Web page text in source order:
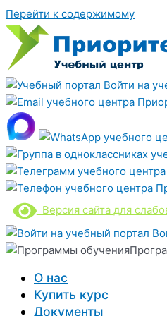
Перейти к содержимому
Войти на
Версия сайта для
О нас
Купить курс
Документы